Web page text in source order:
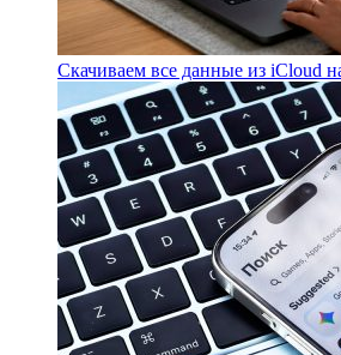
Скачиваем все данные из iCloud